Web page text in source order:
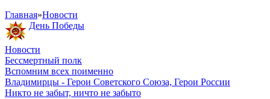
Главная»Новости
День Победы
Новости
Бессмертный полк
Вспомним всех поименно
Владимирцы - Герои Советского Союза, Герои России
Никто не забыт, ничто не забыто